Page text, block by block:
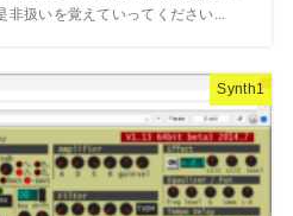
非扱いを覚えていってください...
Synth1